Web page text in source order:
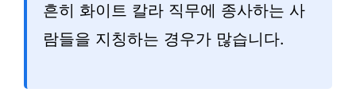
흔히 화이트 칼라 직무에 종사하는 사
람들을 지칭하는 경우가 많습니다.